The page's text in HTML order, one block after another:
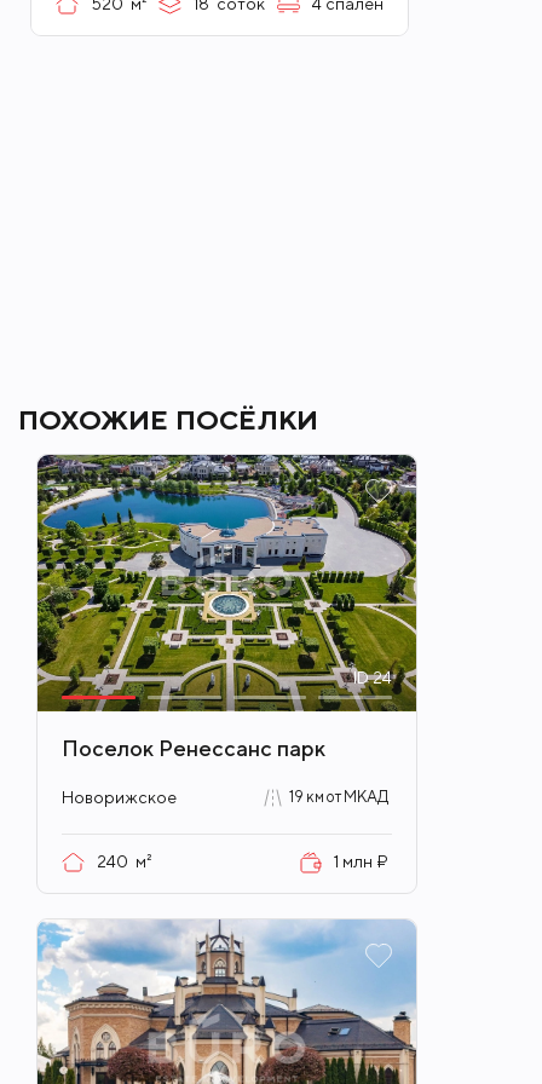
520 м² 18 соток 4 спален
ПОХОЖИЕ ПОСЁЛКИ
ID24
Поселок Ренессанс парк
Новорижское 19 км от МКАД
240 м² 1 млн ₽